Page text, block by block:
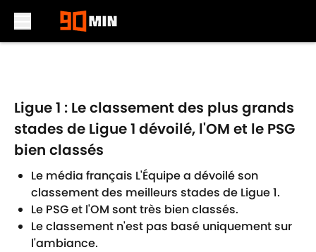
Ligue 1 : Le classement des plus grands
stades de Ligue 1 dévoilé, l'OM et le PSG
bien classés
Le média français L'Équipe a dévoilé son
classement des meilleurs stades de Ligue 1.
Le PSG et l'OM sont très bien classés.
Le classement n'est pas basé uniquement sur
l'ambiance.